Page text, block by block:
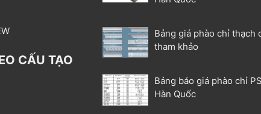
CẤU TẠO
Bảng giá phào chỉ thạch
tham khảo
Bảng báo giá phào chỉ PS
Hàn Quốc